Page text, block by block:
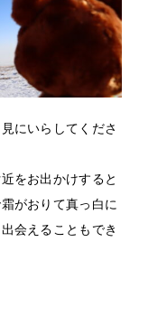
にいらしてくださ
をお出かけすると
がおりて真っ白に
会えることもでき